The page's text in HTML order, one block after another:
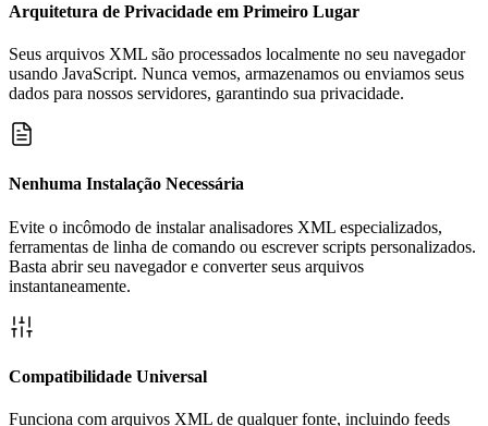
Arquitetura de Privacidade em Primeiro Lugar
Seus arquivos XML são processados localmente no seu navegador
usando JavaScript. Nunca vemos, armazenamos ou enviamos seus
dados para nossos servidores, garantindo sua privacidade.
Nenhuma Instalação Necessária
Evite o incômodo de instalar analisadores XML especializados,
ferramentas de linha de comando ou escrever scripts personalizados.
Basta abrir seu navegador e converter seus arquivos
instantaneamente.
Compatibilidade Universal
Funciona com arquivos XML de qualquer fonte, incluindo feeds